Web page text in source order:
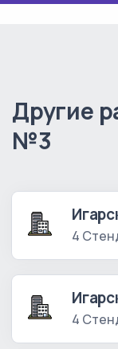
Другие
№3
4
4